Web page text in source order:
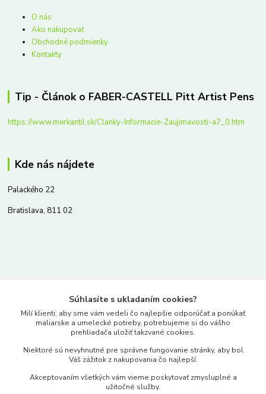
O nás
Ako nakupovať
Obchodné podmienky
Kontakty
Tip - Článok o FABER-CASTELL Pitt Artist Pens
https://www.merkantil.sk/Clanky-Informacie-Zaujimavosti-a7_0.htm
Kde nás nájdete
Palackého 22
Bratislava, 811 02
www.merkantil.sk
Pondelok-Piatok: 9.00-17.00hod.
objednavky@merkantil-obchod.sk
Súhlasíte s ukladaním cookies?
Milí klienti, aby sme vám vedeli čo najlepšie odporúčať a ponúkať
maliarske a umelecké potreby, potrebujeme si do vášho
prehliadača uložiť takzvané cookies.
Niektoré sú nevyhnutné pre správne fungovanie stránky, aby bol
Váš zážitok z nakupovania čo najlepší.
Akceptovaním všetkých vám vieme poskytovať zmysluplné a
užitočné služby.